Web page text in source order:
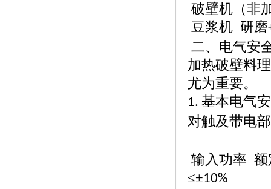
破壁机（非
豆浆机 研磨
二、电气安
加热破壁料
尤为重要。
1. 基本电气
对触及带电
输入功率 额
≤±10%